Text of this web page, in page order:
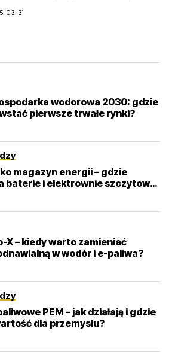
03-31
wodorowa 2030: gdzie
pierwsze trwałe rynki?
magazyn energii – gdzie
baterie i elektrownie szczytowo-
X – kiedy warto zamieniać
w wodór i e-paliwa?
PEM – jak działają i gdzie
dla przemysłu?